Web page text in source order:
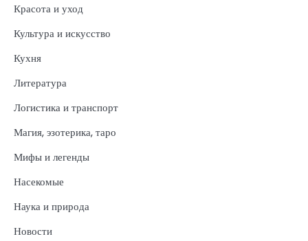
Красота и уход
Культура и искусство
Кухня
Литература
Логистика и транспорт
Магия, эзотерика, таро
Мифы и легенды
Насекомые
Наука и природа
Новости